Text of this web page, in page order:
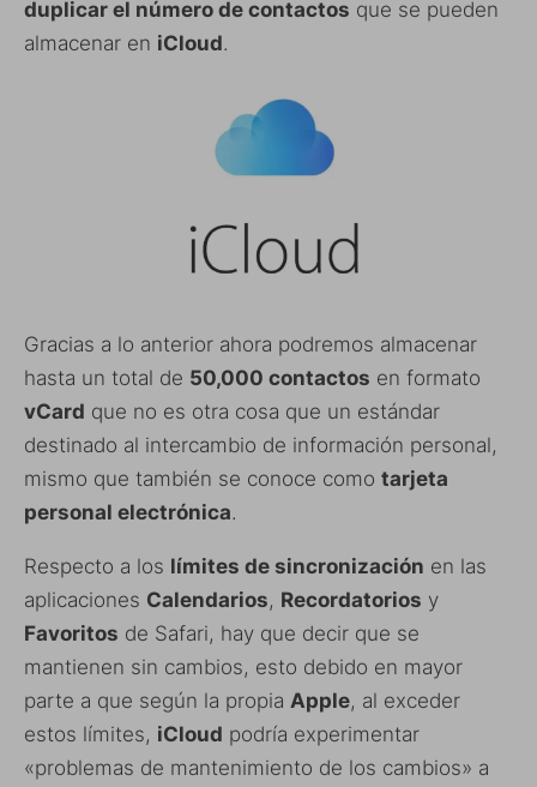
duplicar el número de contactos que se pueden
almacenar en iCloud.
Gracias a lo anterior ahora podremos almacenar
hasta un total de 50,000 contactos en formato
vCard que no es otra cosa que un estándar
destinado al intercambio de información personal,
mismo que también se conoce como tarjeta
personal electrónica.
Respecto a los límites de sincronización en las
aplicaciones Calendarios, Recordatorios y
Favoritos de Safari, hay que decir que se
mantienen sin cambios, esto debido en mayor
parte a que según la propia Apple, al exceder
estos límites, iCloud podría experimentar
«problemas de mantenimiento de los cambios» a